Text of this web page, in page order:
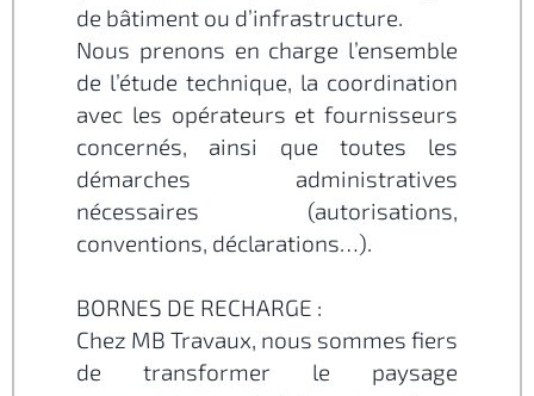
de bâtiment ou d’infrastructure.
Nous prenons en charge l’ensemble
de l’étude technique, la coordination
avec les opérateurs et fournisseurs
concernés, ainsi que toutes les
démarches administratives
nécessaires (autorisations,
conventions, déclarations…).
BORNES DE RECHARGE :
Chez MB Travaux, nous sommes fiers
de transformer le paysage